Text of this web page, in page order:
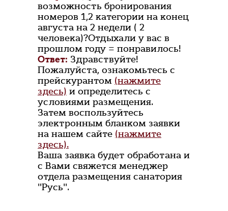
возможность бронирования
номеров 1,2 категории на конец
августа на 2 недели ( 2
человека)?Отдыхали у вас в
прошлом году = понравилось!
Ответ: Здравствуйте!
Пожалуйста, ознакомьтесь с
прейскурантом (нажмите
здесь) и определитесь с
условиями размещения.
Затем воспользуйтесь
электронным бланком заявки
на нашем сайте (нажмите
здесь).
Ваша заявка будет обработана и
с Вами свяжется менеджер
отдела размещения санатория
"Русь".